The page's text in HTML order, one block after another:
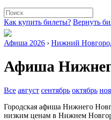
Как купить билеты? Вернуть
Афиша 2026 › Нижний
Афиша
Все август сентябрь октябрь
Городская афиша Нижнего
низким ценам в Нижнем